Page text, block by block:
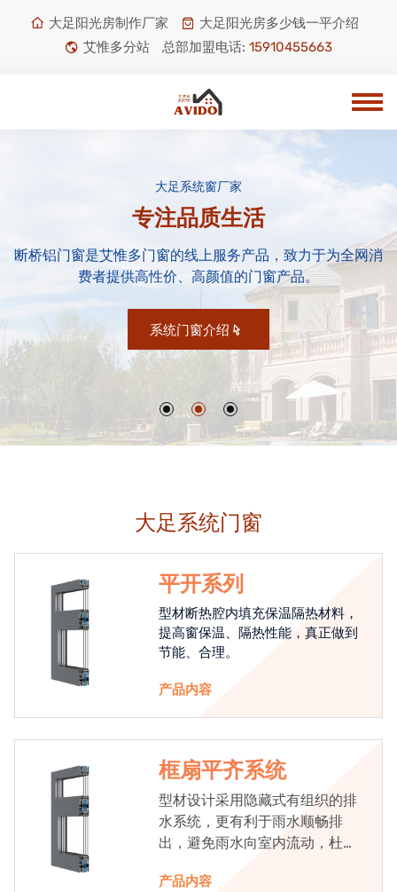
大足阳光房制作厂家
大足阳光房多少钱一平介绍
艾惟多分站
总部加盟电话: 15910455663
大足系统窗厂家
专注品质生活
断桥铝门窗是艾惟多门窗的线上服务产品，致力于为全网消
费者提供高性价、高颜值的门窗产品。
系统门窗介绍
大足系统门窗
平开系列
型材断热腔内填充保温隔热材料，
提高窗保温、隔热性能，真正做到
节能、合理。
产品内容
框扇平齐系统
型材设计采用隐藏式有组织的排
水系统，更有利于雨水顺畅排
出，避免雨水向室内流动，杜绝
产品内容